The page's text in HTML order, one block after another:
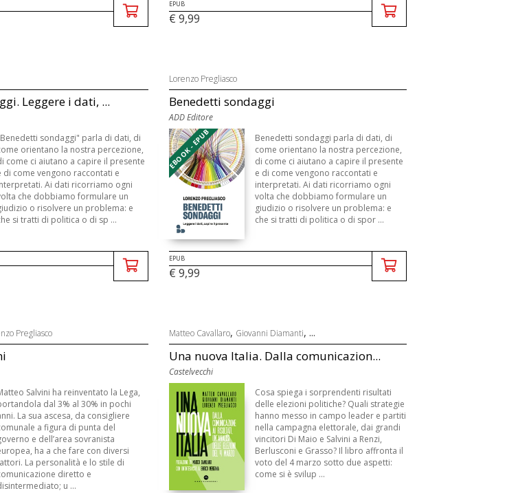
EPUB
€ 9,99
Leggere i dati, ...
sondaggi" parla di dati, di
orientano la nostra percezione,
come ci aiutano a capire il presente
di come vengono raccontati e
Ai dati ricorriamo ogni
che dobbiamo formulare un
o risolvere un problema: e
si tratti di politica o di sp ...
Lorenzo Pregliasco
Benedetti sondaggi
ADD Editore
EBOOK - EPUB
Benedetti sondaggi parla di dati, di
come orientano la nostra percezione,
di come ci aiutano a capire il presente
e di come vengono raccontati e
interpretati. Ai dati ricorriamo ogni
volta che dobbiamo formulare un
giudizio o risolvere un problema: e
che si tratti di politica o di spor ...
EPUB
€ 9,99
Pregliasco
Salvini ha reinventato la Lega,
dal 3% al 30% in pochi
La sua ascesa, da consigliere
a figura di punta del
e dell’area sovranista
ha a che fare con diversi
La personalità e lo stile di
diretto e
u ...
Matteo Cavallaro, Giovanni Diamanti, ...
Una nuova Italia. Dalla comunicazion...
Castelvecchi
Cosa spiega i sorprendenti risultati
delle elezioni politiche? Quali strategie
hanno messo in campo leader e partiti
nella campagna elettorale, dai grandi
vincitori Di Maio e Salvini a Renzi,
Berlusconi e Grasso? Il libro affronta il
voto del 4 marzo sotto due aspetti:
come si è svilup ...